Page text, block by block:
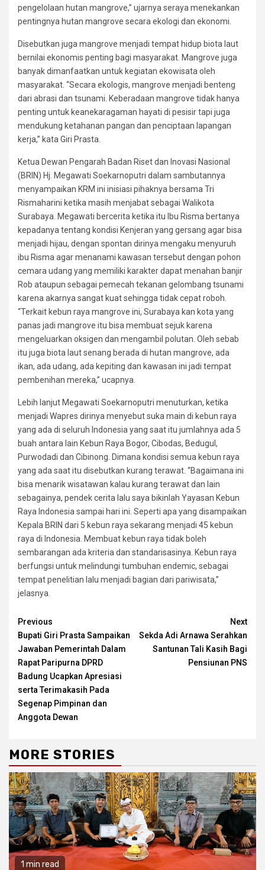
pengelolaan hutan mangrove,” ujarnya seraya menekankan
pentingnya hutan mangrove secara ekologi dan ekonomi.
Disebutkan juga mangrove menjadi tempat hidup biota laut
bernilai ekonomis penting bagi masyarakat. Mangrove juga
banyak dimanfaatkan untuk kegiatan ekowisata oleh
masyarakat. “Secara ekologis, mangrove menjadi benteng
dari abrasi dan tsunami. Keberadaan mangrove tidak hanya
penting untuk keanekaragaman hayati di pesisir tapi juga
mendukung ketahanan pangan dan penciptaan lapangan
kerja,” kata Giri Prasta.
Ketua Dewan Pengarah Badan Riset dan Inovasi Nasional
(BRIN) Hj. Megawati Soekarnoputri dalam sambutannya
menyampaikan KRM ini inisiasi pihaknya bersama Tri
Rismaharini ketika masih menjabat sebagai Walikota
Surabaya. Megawati bercerita ketika itu Ibu Risma bertanya
kepadanya tentang kondisi Kenjeran yang gersang agar bisa
menjadi hijau, dengan spontan dirinya mengaku menyuruh
ibu Risma agar menanami kawasan tersebut dengan pohon
cemara udang yang memiliki karakter dapat menahan banjir
Rob ataupun sebagai pemecah tekanan gelombang tsunami
karena akarnya sangat kuat sehingga tidak cepat roboh.
“Terkait kebun raya mangrove ini, Surabaya kan kota yang
panas jadi mangrove itu bisa membuat sejuk karena
mengeluarkan oksigen dan mengambil polutan. Oleh sebab
itu juga biota laut senang berada di hutan mangrove, ada
ikan, ada udang, ada kepiting dan kawasan ini jadi tempat
pembenihan mereka,” ucapnya.
Lebih lanjut Megawati Soekarnoputri menuturkan, ketika
menjadi Wapres dirinya menyebut suka main di kebun raya
yang ada di seluruh Indonesia yang saat itu jumlahnya ada 5
buah antara lain Kebun Raya Bogor, Cibodas, Bedugul,
Purwodadi dan Cibinong. Dimana kondisi semua kebun raya
yang ada saat itu disebutkan kurang terawat. “Bagaimana ini
bisa menarik wisatawan kalau kurang terawat dan lain
sebagainya, pendek cerita lalu saya bikinlah Yayasan Kebun
Raya Indonesia sampai hari ini. Seperti apa yang disampaikan
Kepala BRIN dari 5 kebun raya sekarang menjadi 45 kebun
raya di Indonesia. Membuat kebun raya tidak boleh
sembarangan ada kriteria dan standarisasinya. Kebun raya
berfungsi untuk melindungi tumbuhan endemic, sebagai
tempat penelitian lalu menjadi bagian dari pariwisata,”
jelasnya.
Continue
Reading
Previous
Bupati Giri Prasta Sampaikan
Jawaban Pemerintah Dalam
Rapat Paripurna DPRD
Badung Ucapkan Apresiasi
serta Terimakasih Pada
Segenap Pimpinan dan
Anggota Dewan
Next
Sekda Adi Arnawa Serahkan
Santunan Tali Kasih Bagi
Pensiunan PNS
MORE STORIES
1 min read